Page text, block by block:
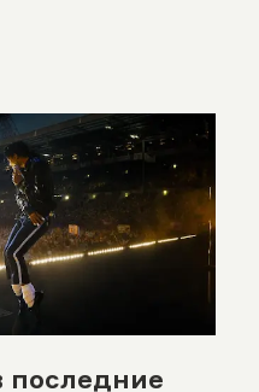
последние